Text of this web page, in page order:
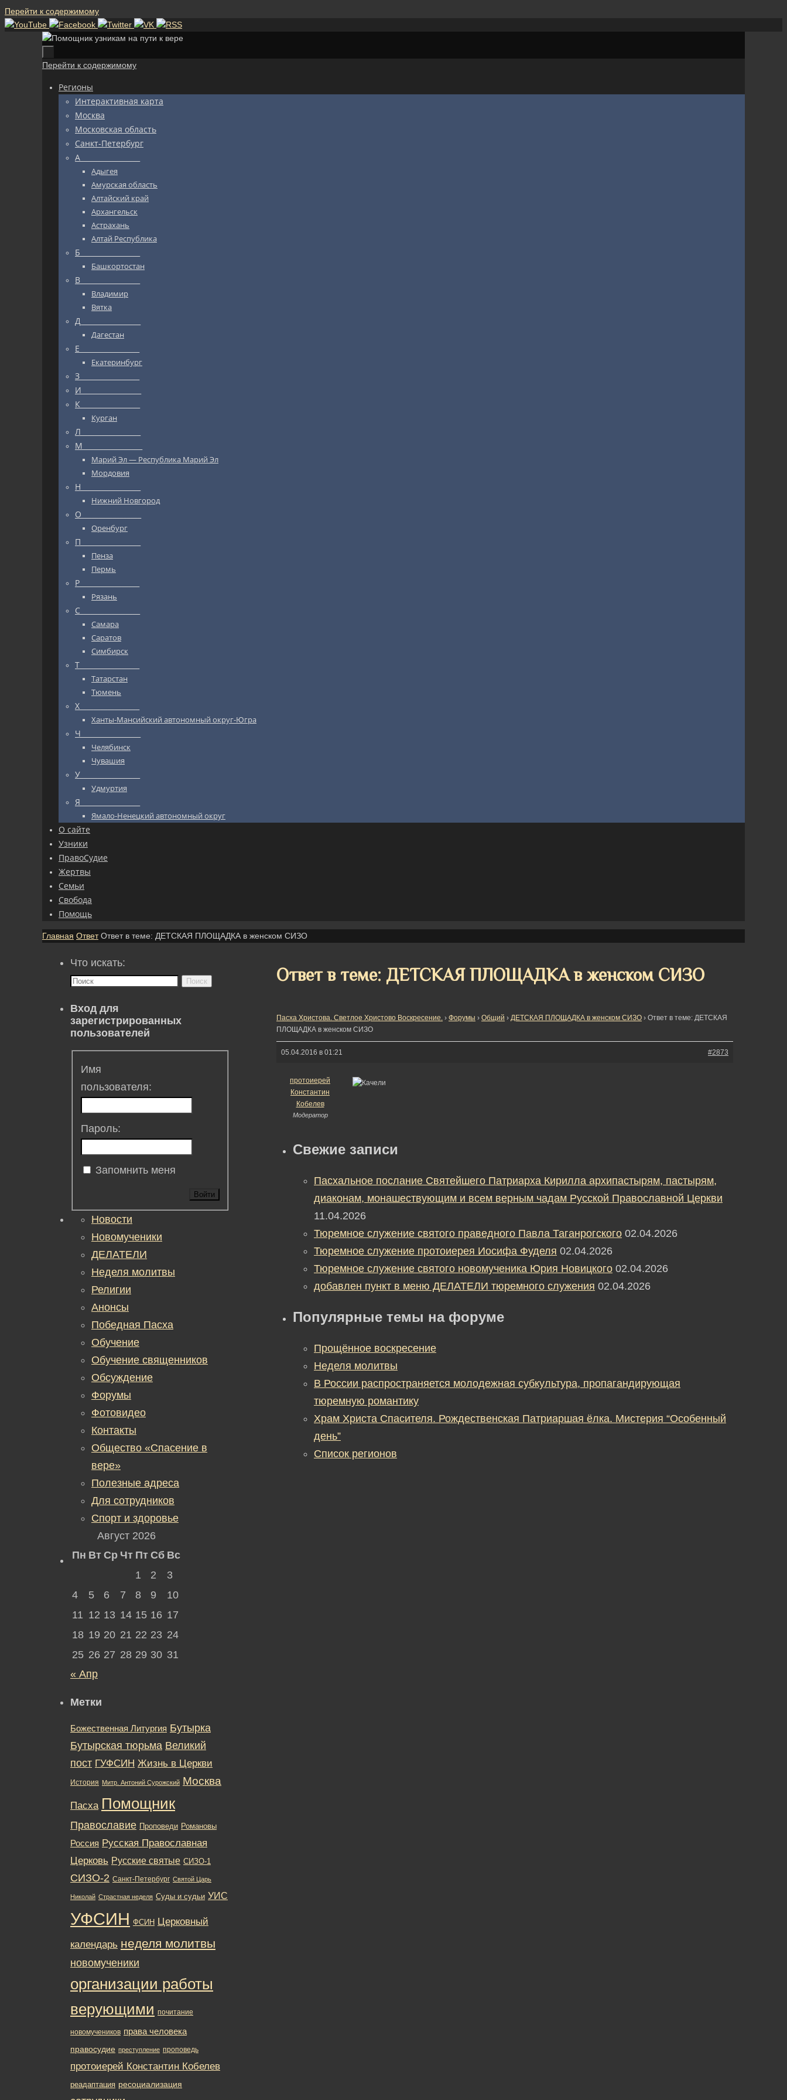
Перейти к содержимому
Перейти к содержимому
Регионы
Интерактивная карта
Москва
Московская область
Санкт-Петербург
А_________________
Адыгея
Амурская область
Алтайский край
Архангельск
Астрахань
Алтай Республика
Б_________________
Башкортостан
В_________________
Владимир
Вятка
Д_________________
Дагестан
Е_________________
Екатеринбург
З_________________
И_________________
К_________________
Курган
Л_________________
М_________________
Марий Эл — Республика Марий Эл
Мордовия
Н_________________
Нижний Новгород
О_________________
Оренбург
П_________________
Пенза
Пермь
Р_________________
Рязань
С_________________
Самара
Саратов
Симбирск
Т_________________
Татарстан
Тюмень
Х_________________
Ханты-Мансийский автономный округ-Югра
Ч_________________
Челябинск
Чувашия
У_________________
Удмуртия
Я_________________
Ямало-Ненецкий автономный округ
О сайте
Узники
ПравоСудие
Жертвы
Семьи
Свобода
Помощь
Главная Ответ Ответ в теме: ДЕТСКАЯ ПЛОЩАДКА в женском СИЗО
Ответ в теме: ДЕТСКАЯ ПЛОЩАДКА в женском СИЗО
Пасха Христова. Светлое Христово Воскресение. › Форумы › Общий › ДЕТСКАЯ ПЛОЩАДКА в женском СИЗО › Ответ в теме: ДЕТСКАЯ
ПЛОЩАДКА в женском СИЗО
05.04.2016 в 01:21 #2873
протоиерей
Константин
Кобелев
Модератор
Свежие записи
Пасхальное послание Святейшего Патриарха Кирилла архипастырям, пастырям,
диаконам, монашествующим и всем верным чадам Русской Православной Церкви
11.04.2026
Тюремное служение святого праведного Павла Таганрогского 02.04.2026
Тюремное служение протоиерея Иосифа Фуделя 02.04.2026
Тюремное служение святого новомученика Юрия Новицкого 02.04.2026
добавлен пункт в меню ДЕЛАТЕЛИ тюремного служения 02.04.2026
Популярные темы на форуме
Прощённое воскресение
Неделя молитвы
В России распространяется молодежная субкультура, пропагандирующая
тюремную романтику
Храм Христа Спасителя. Рождественская Патриаршая ёлка. Мистерия “Особенный
день”
Список регионов
Что искать:
Поиск
Вход для
зарегистрированных
пользователей
Имя
пользователя:
Пароль:
Запомнить меня
Войти
Новости
Новомученики
ДЕЛАТЕЛИ
Неделя молитвы
Религии
Анонсы
Победная Пасха
Обучение
Обучение священников
Обсуждение
Форумы
Фотовидео
Контакты
Общество «Спасение в
вере»
Полезные адреса
Для сотрудников
Спорт и здоровье
Август 2026
Пн Вт Ср Чт Пт Сб Вс
1
2
3
4
5 6 7 8 9
10
11 12 13 14 15 16 17
18 19 20 21 22 23 24
25 26 27 28 29 30 31
« Апр
Метки
Божественная Литургия Бутырка
Бутырская тюрьма Великий
пост ГУФСИН Жизнь в Церкви
История Митр. Антоний Сурожский Москва
Пасха Помощник
Православие Проповеди Романовы
Россия Русская Православная
Церковь Русские святые СИЗО-1
СИЗО-2 Санкт-Петербург Святой Царь
Николай Страстная неделя Суды и судьи УИС
УФСИН ФСИН Церковный
календарь неделя молитвы
новомученики
организации работы
верующими почитание
новомучеников права человека
правосудие преступление проповедь
протоиерей Константин Кобелев
реадаптация ресоциализация